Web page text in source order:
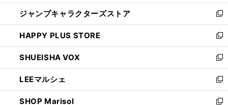
開
く
ウ
ィ
ン
ド
ウ
で
開
く
し
い
ウ
ィ
ン
ド
ウ
で
開
く
ジャンプキャラクターズストア
新
し
い
ウ
ィ
ン
ド
ウ
で
HAPPY PLUS STORE
新
し
い
ウ
ィ
ン
ド
SHUEISHA VOX
新
し
い
ウ
ィ
LEEマルシェ
新
し
い
SHOP Marisol